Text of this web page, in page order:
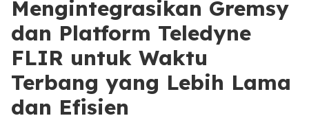
Mengintegrasikan Gremsy
dan Platform Teledyne
FLIR untuk Waktu
Terbang yang Lebih Lama
dan Efisien